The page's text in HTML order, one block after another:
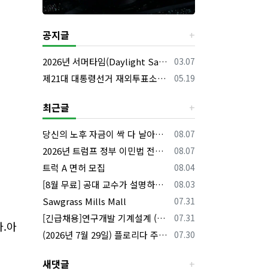
.아
공지글
등록일
03.07
2026년 서머타임(Daylight Saving Time) 시작 안내
등록일
05.19
제21대 대통령선거 재외투표소의 명칭 및 소재지 등의 공고/올랜도 제외 투표소
최근글
등록일
08.07
당신의 노후 자금이 싹 다 날아갈 수도 있습니다, 롱텀케어 준비 하기
등록일
08.07
2026년 트럼프 정부 이민법 전면 시행 꼭 알아야 할 4가지!!
등록일
08.04
트럭 A 면허 모집
등록일
08.03
[8월 무료] 공대 교수가 설명하는 AP Physics1 물리 온라인 강의
등록일
07.31
Sawgrass Mills Mall
등록일
07.31
[긴급채용]연구개발 기계설계 (C&C) 엔지니어 모집
등록일
07.30
(2026년 7월 29일) 플로리다 주요 뉴스 | 플로리다 한인 닷컴
새댓글